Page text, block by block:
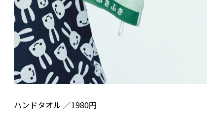
ハンドタオル ／1980円